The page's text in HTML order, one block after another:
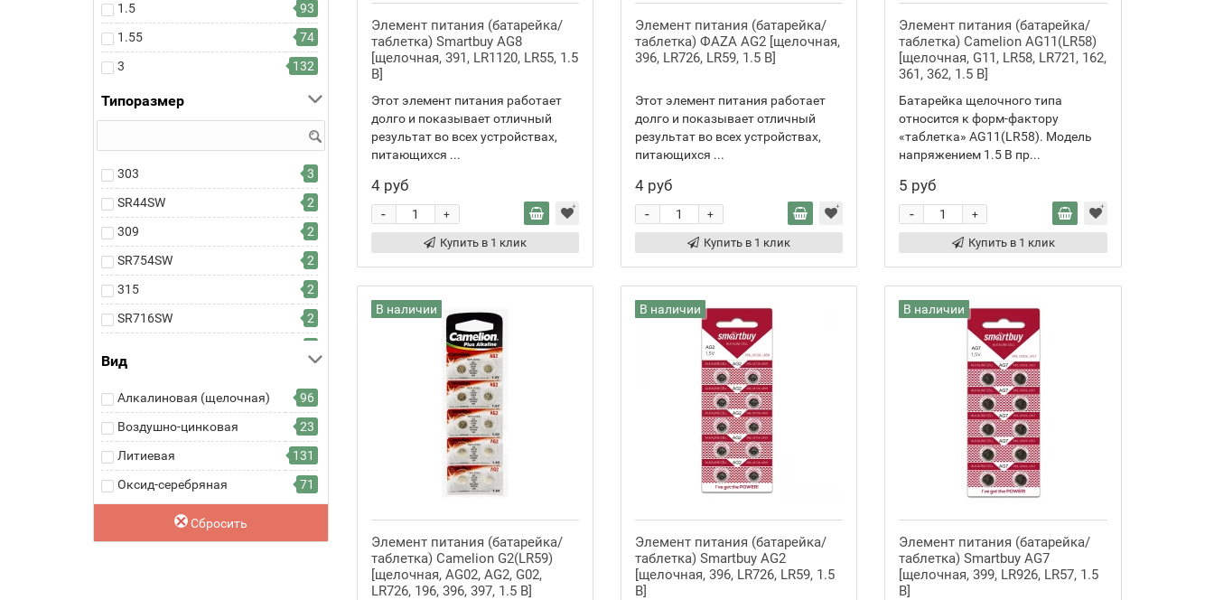
Panasonic
47
Perfeo
1
Renata
77
Samsung
4
28
Toshiba
2
Varta
9
Videx
30
Космос
23
Трофи
9
ФАZA
3
1.5
93
1.55
74
3
132
Типоразмер
303
3
SR44SW
2
309
2
SR754SW
2
315
2
SR716SW
2
SR67
2
317
1
SR516SW
1
SR62
1
Вид
Алкалиновая (щелочная)
96
Воздушно-цинковая
23
Литиевая
131
Оксид-серебряная
71
Сбросить
Элемент питания (батарейка/
таблетка) Smartbuy AG8
[щелочная, 391, LR1120, LR55, 1.5
В]
Этот элемент питания работает
долго и показывает отличный
результат во всех устройствах,
питающихся ...
4 руб
+
-
Купить в 1 клик
Элемент питания (батарейка/
таблетка) ФАZА AG2 [щелочная,
396, LR726, LR59, 1.5 В]
Этот элемент питания работает
долго и показывает отличный
результат во всех устройствах,
питающихся ...
4 руб
+
-
Купить в 1 клик
Элемент питания (батарейка/
таблетка) Camelion AG11(LR58)
[щелочная, G11, LR58, LR721, 162,
361, 362, 1.5 В]
Батарейка щелочного типа
относится к форм-фактору
«таблетка» AG11(LR58). Модель
напряжением 1.5 В пр...
5 руб
+
-
Купить в 1 клик
В наличии
Элемент питания (батарейка/
таблетка) Camelion G2(LR59)
[щелочная, AG02, AG2, G02,
LR726, 196, 396, 397, 1.5 В]
В наличии
Элемент питания (батарейка/
таблетка) Smartbuy AG2
[щелочная, 396, LR726, LR59, 1.5
В]
В наличии
Элемент питания (батарейка/
таблетка) Smartbuy AG7
[щелочная, 399, LR926, LR57, 1.5
В]